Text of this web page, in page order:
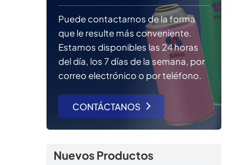
Puede contactarnos de la forma
que le resulte más conveniente.
Estamos disponibles las 24 horas
del día, los 7 días de la semana, por
correo electrónico o por teléfono.
CONTÁCTANOS
Nuevos Productos